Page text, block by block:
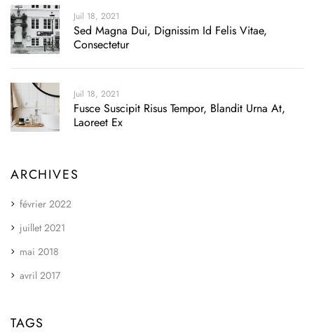
Juil 18, 2021
Sed Magna Dui, Dignissim Id Felis Vitae,
Consectetur
Juil 18, 2021
Fusce Suscipit Risus Tempor, Blandit Urna At,
Laoreet Ex
ARCHIVES
février 2022
juillet 2021
mai 2018
avril 2017
TAGS